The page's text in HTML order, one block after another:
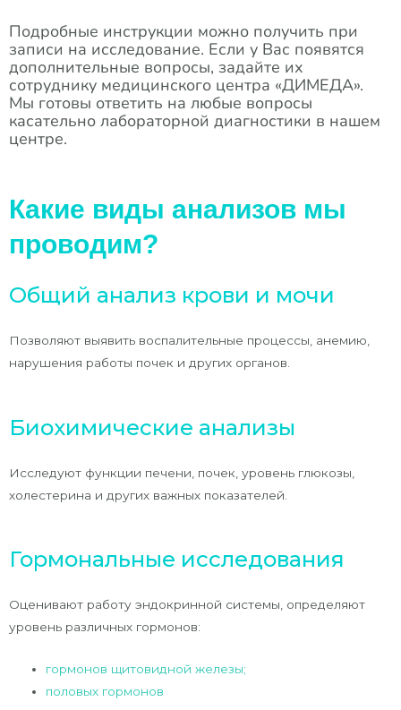
Подробные инструкции можно получить при
записи на исследование. Если у Вас появятся
дополнительные вопросы, задайте их
сотруднику медицинского центра «ДИМЕДА».
Мы готовы ответить на любые вопросы
касательно лабораторной диагностики в нашем
центре.
Какие виды анализов мы
проводим?
Общий анализ крови и мочи
Позволяют выявить воспалительные процессы, анемию,
нарушения работы почек и других органов.
Биохимические анализы
Исследуют функции печени, почек, уровень глюкозы,
холестерина и других важных показателей.
Гормональные исследования
Оценивают работу эндокринной системы, определяют
уровень различных гормонов:
гормонов щитовидной железы;
половых гормонов